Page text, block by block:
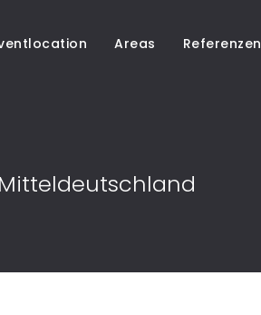
Areas Referenzen